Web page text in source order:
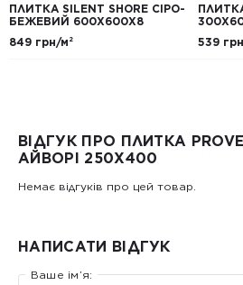
ПЛИТКА SILENT SHORE СІРО-
БЕЖЕВИЙ 600Х600Х8
849 грн/м²
539
ВІДГУК ПРО ПЛИТКА
АЙВОРІ 250X400
Немає відгуків про цей товар.
НАПИСАТИ ВІДГУК
Ваше ім’я: